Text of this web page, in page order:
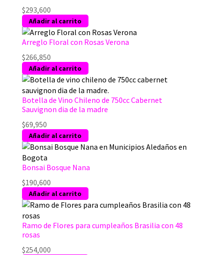
hasta
$220,800
opciones
se
en
la
página
de
$293,600
Añadir al carrito
Arreglo Floral con Rosas Verona
$266,850
Añadir al carrito
Botella de Vino Chileno de 750cc Cabernet
Sauvignon dia de la madre
$69,950
Añadir al carrito
Bonsai Bosque Nana
$190,600
Añadir al carrito
Ramo de Flores para cumpleaños Brasilia con 48
rosas
$254,000